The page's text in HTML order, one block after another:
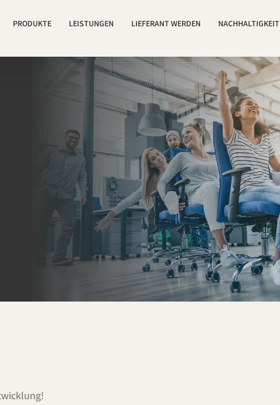
PRODUKTE LEISTUNGEN LIEFERANT WERDEN NACHHALTIGKEIT